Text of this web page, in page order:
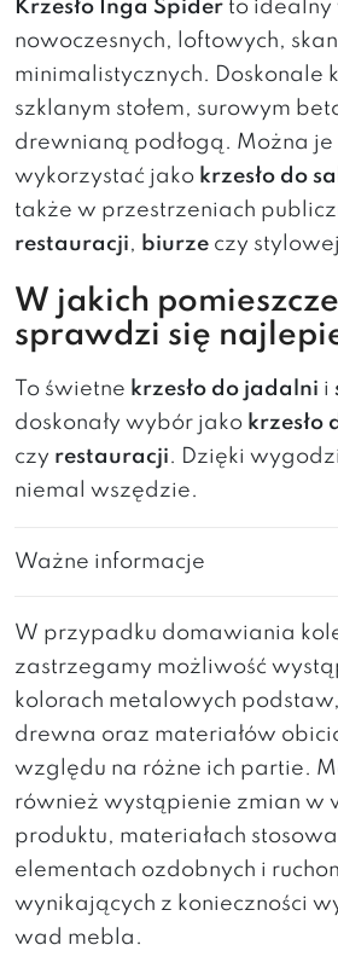
Krzesło Inga Spider to idealny
nowoczesnych, loftowych,
minimalistycznych. Doskonale
szklanym stołem, surowym
drewnianą podłogą. Można je
wykorzystać jako krzesło do
także w przestrzeniach
restauracji, biurze czy stylowej
W jakich
sprawdzi się
To świetne krzesło do jadalni i
doskonały wybór jako krzesło
czy restauracji. Dzięki
niemal wszędzie.
Ważne informacje
W przypadku domawiania
zastrzegamy możliwość
kolorach metalowych
drewna oraz materiałów
względu na różne ich partie.
również wystąpienie zmian w
produktu, materiałach
elementach ozdobnych i
wynikających z konieczności
wad mebla.